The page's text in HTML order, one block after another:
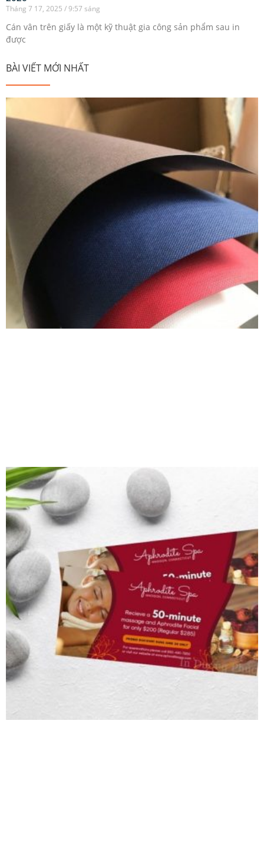
Tháng 7 17, 2025 9:57 sáng
Cán vân trên giấy là một kỹ thuật gia công sản phẩm sau in
được
BÀI VIẾT MỚI NHẤT